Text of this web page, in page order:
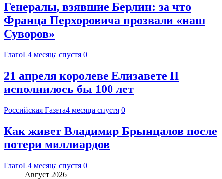
Генералы, взявшие Берлин: за что
Франца Перхоровича прозвали «наш
Суворов»
ГлагоL4 месяца спустя 0
21 апреля королеве Елизавете II
исполнилось бы 100 лет
Российская Газета4 месяца спустя 0
Как живет Владимир Брынцалов после
потери миллиардов
ГлагоL4 месяца спустя 0
Август 2026